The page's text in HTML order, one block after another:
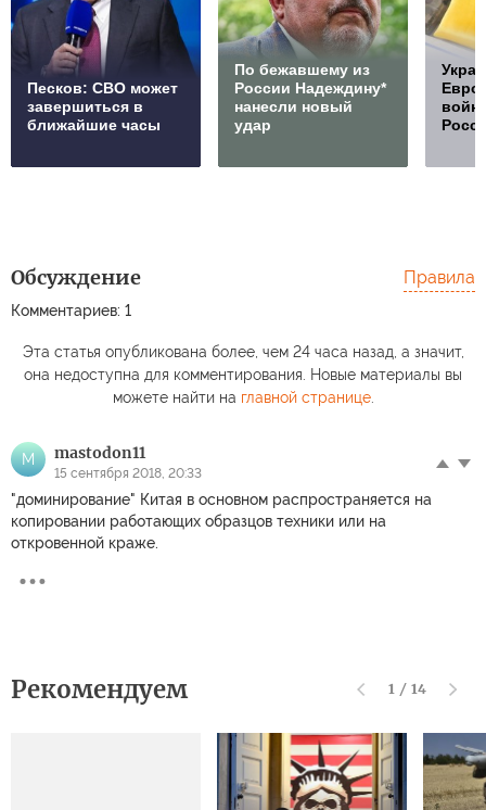
Песков: СВО может
завершиться в
ближайшие часы
По бежавшему из
России Надеждину*
нанесли новый
удар
Обсуждение
Комментариев: 1
Правила
Эта статья опубликована более, чем 24 часа назад, а значит,
она недоступна для комментирования. Новые материалы вы
можете найти на главной странице.
M mastodon11
15 сентября 2018, 20:33
"доминирование" Китая в основном распространяется на
копировании работающих образцов техники или на
откровенной краже.
Рекомендуем 1 / 14